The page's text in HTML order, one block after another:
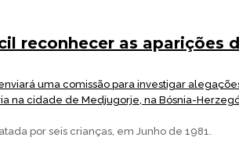
reconhecer as aparições
uma comissão para investigar
na cidade de Medjugorje, na Bósnia-
por seis crianças, em Junho de 1981.